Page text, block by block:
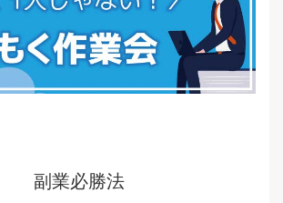
副業必勝法